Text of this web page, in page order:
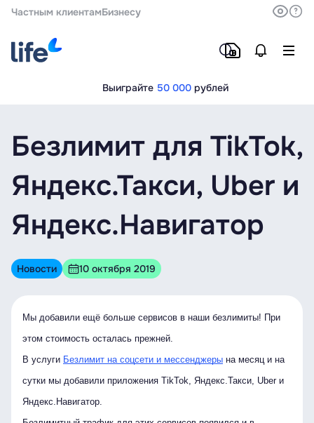
Частным клиентамБизнесу
Выиграйте 50 000 рублей
Безлимит для TikTok,
Яндекс.Такси, Uber и
Яндекс.Навигатор
Новости 10 октября 2019
Мы добавили ещё больше сервисов в наши безлимиты! При
этом стоимость осталась прежней.
В услуги Безлимит на соцсети и мессенджеры на месяц и на
сутки мы добавили приложения TikTok, Яндекс.Такси, Uber и
Яндекс.Навигатор.